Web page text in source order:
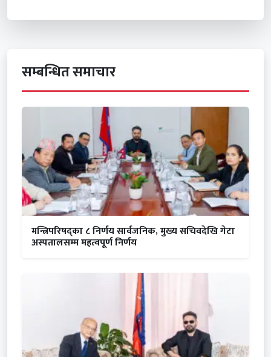
सम्बन्धित समाचार
मन्त्रिपरिषद्का ८ निर्णय सार्वजनिक, मुख्य सचिवदेखि गेटा
अस्पतालसम्म महत्वपूर्ण निर्णय